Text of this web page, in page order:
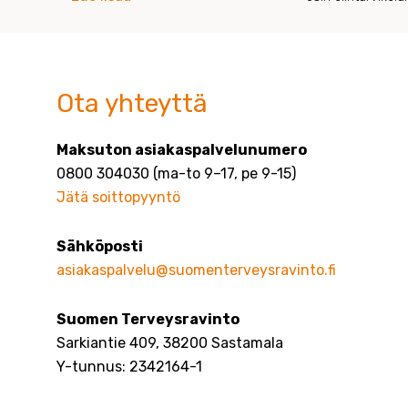
Ota yhteyttä
Maksuton asiakaspalvelunumero
0800 304030 (ma-to 9–17, pe 9-15)
Jätä soittopyyntö
Sähköposti
asiakaspalvelu@suomenterveysravinto.fi
Suomen Terveysravinto
Sarkiantie 409, 38200 Sastamala
Y-tunnus: 2342164-1